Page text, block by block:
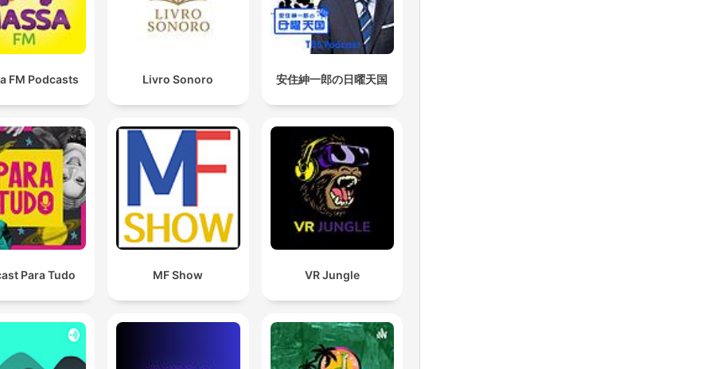
FM Podcasts Livro Sonoro 安住紳一郎の日曜天国
Para Tudo MF Show VR Jungle